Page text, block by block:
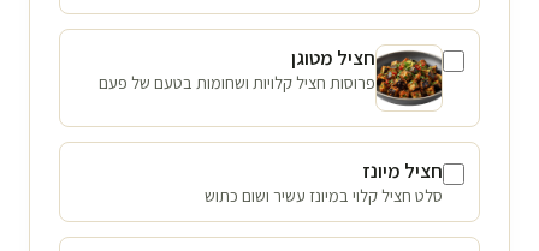
חציל מטוגן
פרוסות חציל קלויות ושחומות בטעם של פעם
חציל מיונז
סלט חציל קלוי במיונז עשיר ושום כתוש